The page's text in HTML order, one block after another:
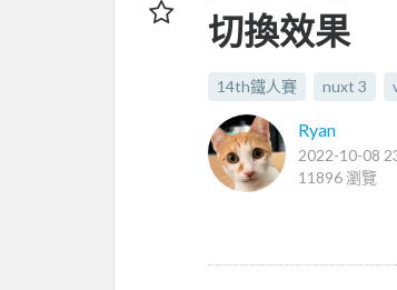
切換效果
14th鐵人賽 nuxt 3
Ryan
2022-10-08
11896 瀏覽